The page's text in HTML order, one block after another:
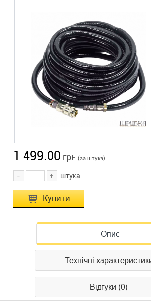
1 499.00 грн (за штука)
- + штука
Купити
Опис
Технічні
Відгуки (0)